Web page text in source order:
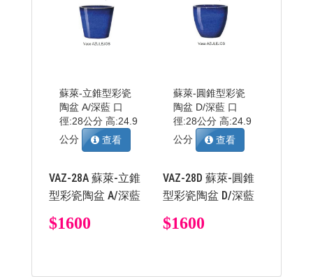
蘇萊-立錐型彩瓷
陶盆 A/深藍 口
徑:28公分 高:24.9
公分
查看
VAZ-28A 蘇萊-立錐
型彩瓷陶盆 A/深藍
$1600
蘇萊-圓錐型彩瓷
陶盆 D/深藍 口
徑:28公分 高:24.9
公分
查看
VAZ-28D 蘇萊-圓錐
型彩瓷陶盆 D/深藍
$1600